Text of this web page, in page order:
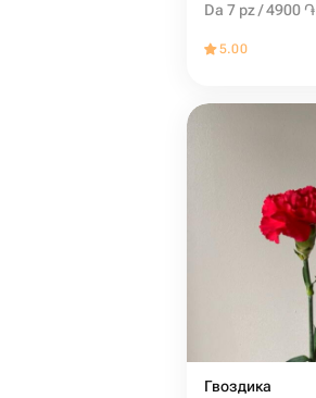
Da 7 pz / 4900 ֏
5.00
Гвоздика